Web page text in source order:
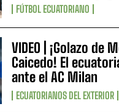
FÚTBOL ECUATORIANO
VIDEO | ¡Golazo de
Caicedo! El
ante el AC Milan
ECUATORIANOS DEL EXTERIOR